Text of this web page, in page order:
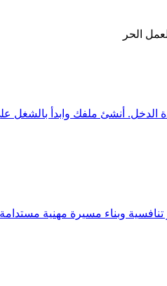
الحر
تنافسية وبناء مسيرة مهنية